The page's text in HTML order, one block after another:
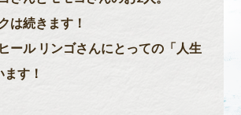
は続きます！
ール リンゴさんにとっての「人生
す！